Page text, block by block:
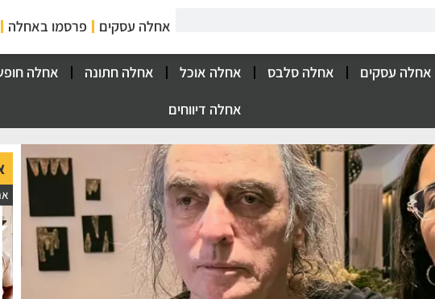
אחלה עסקים פרסמו באחלה
אחלה עסקים אחלה סלבס אחלה אוכל אחלה חתונה אחלה
אחלה דיווחים